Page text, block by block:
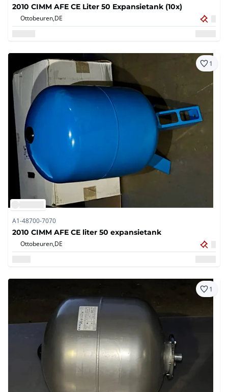
2010 CIMM AFE CE Liter 50 Expansietank (10x)
Ottobeuren,DE
1
A1-48700-7070
2010 CIMM AFE CE liter 50 expansietank
Ottobeuren,DE
1